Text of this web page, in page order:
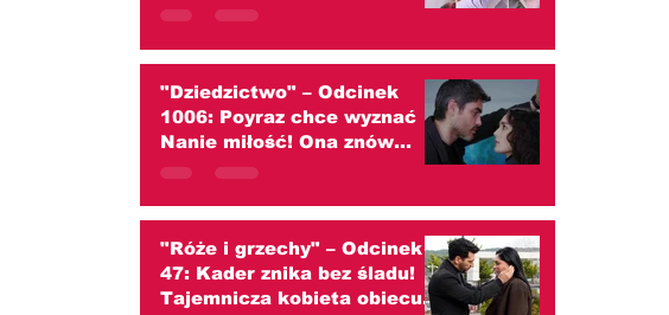
"Dziedzictwo" – Odcinek
1006: Poyraz chce wyznać
Nanie miłość! Ona znów
przed nim ucieka
"Róże i grzechy" – Odcinek
47: Kader znika bez śladu!
Tajemnicza kobieta obiecuje